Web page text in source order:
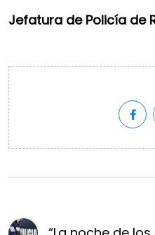
Jefatura de Policía de